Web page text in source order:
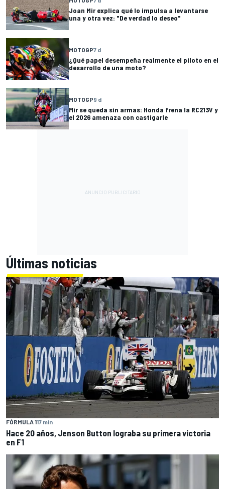
Joan Mir explica qué lo impulsa a levantarse
una y otra vez: "De verdad lo deseo"
MOTOGP7 d
¿Qué papel desempeña realmente el piloto en el
desarrollo de una moto?
MOTOGP9 d
Mir se queda sin armas: Honda frena la RC213V y
el 2026 amenaza con castigarle
Últimas noticias
FÓRMULA 117 min
Hace 20 años, Jenson Button lograba su primera victoria
en F1